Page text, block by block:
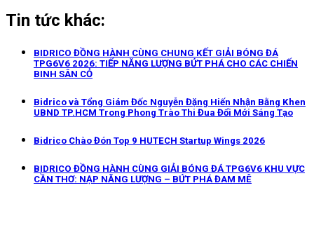
Tin tức khác:
BIDRICO ĐỒNG HÀNH CÙNG CHUNG KẾT GIẢI BÓNG ĐÁ
TPG6V6 2026: TIẾP NĂNG LƯỢNG BỨT PHÁ CHO CÁC CHIẾN
BINH SÂN CỎ
Bidrico và Tổng Giám Đốc Nguyễn Đặng Hiến Nhận Bằng Khen
UBND TP.HCM Trong Phong Trào Thi Đua Đổi Mới Sáng Tạo
Bidrico Chào Đón Top 9 HUTECH Startup Wings 2026
BIDRICO ĐỒNG HÀNH CÙNG GIẢI BÓNG ĐÁ TPG6V6 KHU VỰC
CẦN THƠ: NẠP NĂNG LƯỢNG – BỨT PHÁ ĐAM MÊ